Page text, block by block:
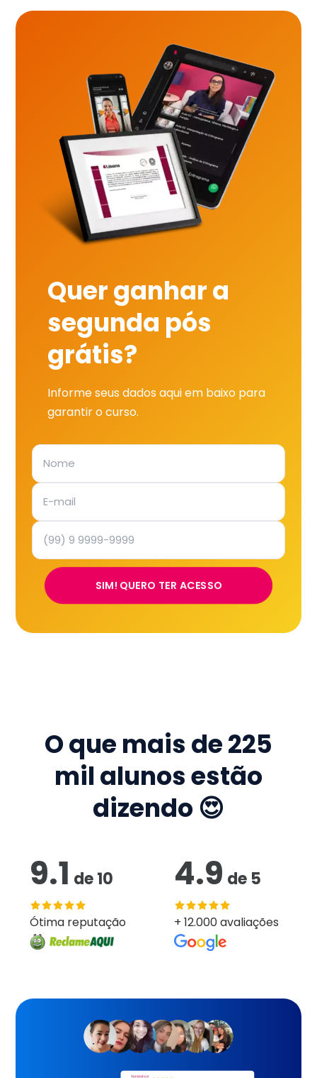
Quer ganhar a
segunda pós
grátis?
Informe seus dados aqui em baixo para
garantir o curso.
SIM! QUERO TER ACESSO
O que mais de225
mil alunos estão
dizendo 😍
9.1 de10
Ótima reputação
4.9 de 5
+ 12.000 avaliações